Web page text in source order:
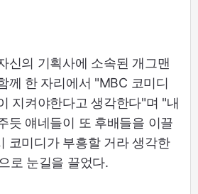
신의 기획사에 소속된 개그맨
께 한 자리에서 "MBC 코미디
지켜야한다고 생각한다"며 "내
듯 얘네들이 또 후배들을 이끌
코미디가 부흥할 거라 생각한
로 눈길을 끌었다.